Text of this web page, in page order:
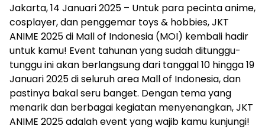
Jakarta, 14 Januari 2025 – Untuk para pecinta anime,
cosplayer, dan penggemar toys & hobbies, JKT
ANIME 2025 di Mall of Indonesia (MOI) kembali hadir
untuk kamu! Event tahunan yang sudah ditunggu-
tunggu ini akan berlangsung dari tanggal 10 hingga 19
Januari 2025 di seluruh area Mall of Indonesia, dan
pastinya bakal seru banget. Dengan tema yang
menarik dan berbagai kegiatan menyenangkan, JKT
ANIME 2025 adalah event yang wajib kamu kunjungi!